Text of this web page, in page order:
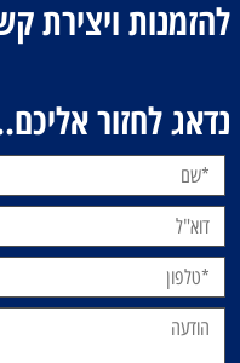
להזמנות ויצירת
נדאג לחזור